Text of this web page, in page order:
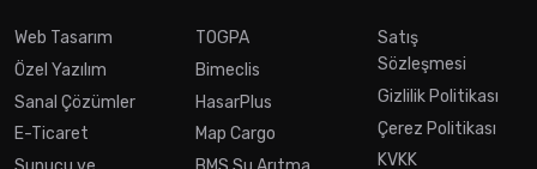
Web Tasarım
Özel Yazılım
Sanal Çözümler
E-Ticaret
TOGPA
Bimeclis
HasarPlus
Map Cargo
Satış
Sözleşmesi
Gizlilik Politikası
Çerez Politikası
KVKK